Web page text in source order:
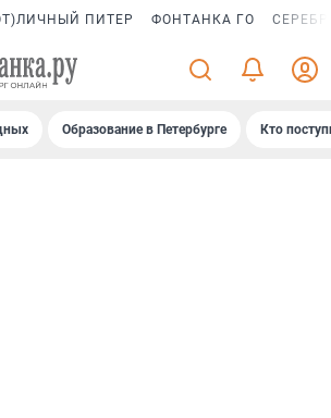
ПИТЕР ФОНТАНКА ГО
Образование в Петербурге Кто